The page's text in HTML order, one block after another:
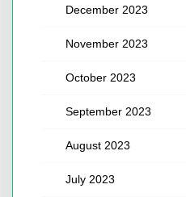
December 2023
November 2023
October 2023
September 2023
August 2023
July 2023